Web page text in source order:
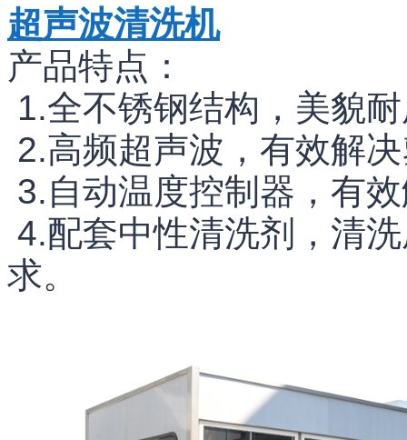
超声波清洗机
产品特点：
1.全不锈钢结构，美貌
2.高频超声波，有效解
3.自动温度控制器，有
4.配套中性清洗剂，清
求。